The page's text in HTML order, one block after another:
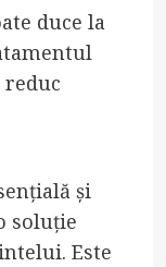
duce la
reduc
și
soluție
Este